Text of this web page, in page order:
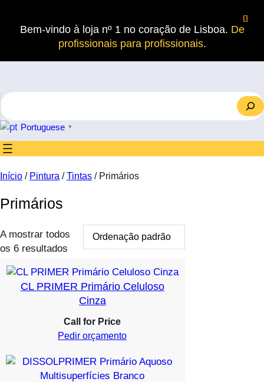
Bem-vindo à loja nº 1 no coração de Lisboa. De
profissionais para profissionais.
S
e
a
r
c
Portuguese ▼
Início / Pintura /Tintas / Primários
Primários
A mostrar todos
os 6 resultados
CL PRIMER Primário Celuloso
Cinza
Call for Price
Pedir orçamento